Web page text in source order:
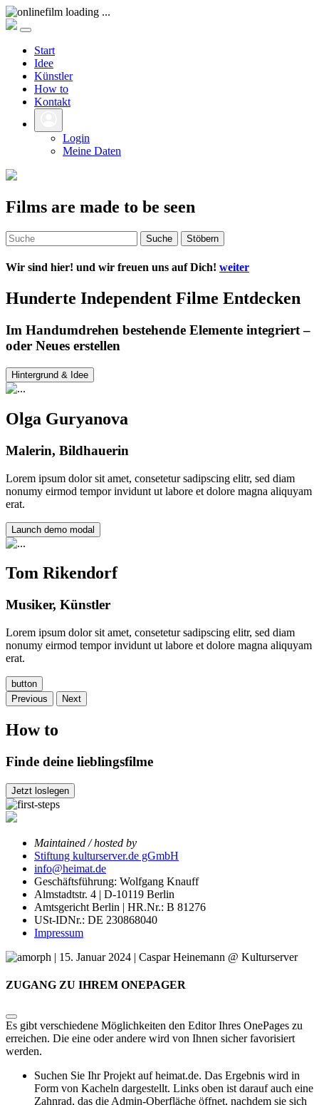
Start
Idee
Künstler
How to
Kontakt
Login
Meine Daten
Films are made to be seen
Suche Stöbern
Wir sind hier! und wir freuen uns auf Dich! weiter
Hunderte Independent Filme Entdecken
Im Handumdrehen bestehende Elemente integriert –
oder Neues erstellen
Hintergrund & Idee
Olga Guryanova
Malerin, Bildhauerin
Lorem ipsum dolor sit amet, consetetur sadipscing elitr, sed diam
nonumy eirmod tempor invidunt ut labore et dolore magna aliquyam
erat.
Launch demo modal
Tom Rikendorf
Musiker, Künstler
Lorem ipsum dolor sit amet, consetetur sadipscing elitr, sed diam
nonumy eirmod tempor invidunt ut labore et dolore magna aliquyam
erat.
button
Previous
Next
How to
Finde deine lieblingsfilme
Jetzt loslegen
Maintained / hosted by
Stiftung kulturserver.de gGmbH
info@heimat.de
Geschäftsführung: Wolfgang Knauff
Almstadtstr. 4 | D-10119 Berlin
Amtsgericht Berlin | HR.Nr.: B 81276
USt-IDNr.: DE 230868040
Impressum
ZUGANG ZU IHREM ONEPAGER
Es gibt verschiedene Möglichkeiten den Editor Ihres OnePages zu
erreichen. Die eine oder andere wird von Ihnen sicher favorisiert
werden.
Suchen Sie Ihr Projekt auf heimat.de. Das Ergebnis wird in
Form von Kacheln dargestellt. Links oben ist darauf auch eine
Zahnrad, das die Admin-Oberfläche öffnet, nachdem sie sich